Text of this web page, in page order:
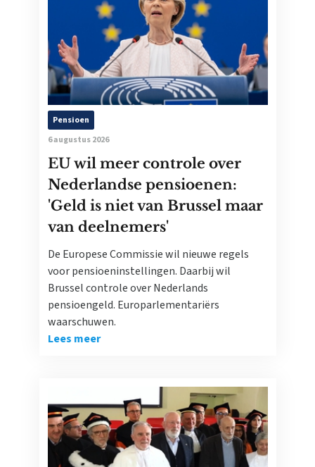
Pensioen
6 augustus 2026
EU wil meer controle over
Nederlandse pensioenen:
'Geld is niet van Brussel maar
van deelnemers'
De Europese Commissie wil nieuwe regels
voor pensioeninstellingen. Daarbij wil
Brussel controle over Nederlands
pensioengeld. Europarlementariërs
waarschuwen.
Lees meer